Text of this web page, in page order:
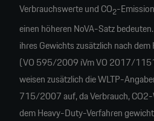
Verbrauchswerte und CO2-
einen höheren NoVA-Satz
ihres Gewichts zusätzlich nach
(VO 595/2009 iVm VO 2017/
weisen zusätzlich die WLTP-
715/2007 auf, da Verbrauch,
dem Heavy-Duty-Verfahren